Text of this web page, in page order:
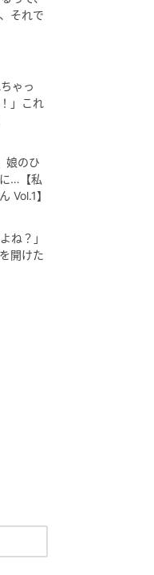
それで
ゃっ
」これ
娘のひ
…【私
Vol.1】
ね？」
開けた